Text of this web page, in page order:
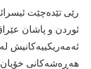
رێی تێدەچێت
ئوردن و پاشان
ئەمەریكییەكانیش
هەڕەشەكانی